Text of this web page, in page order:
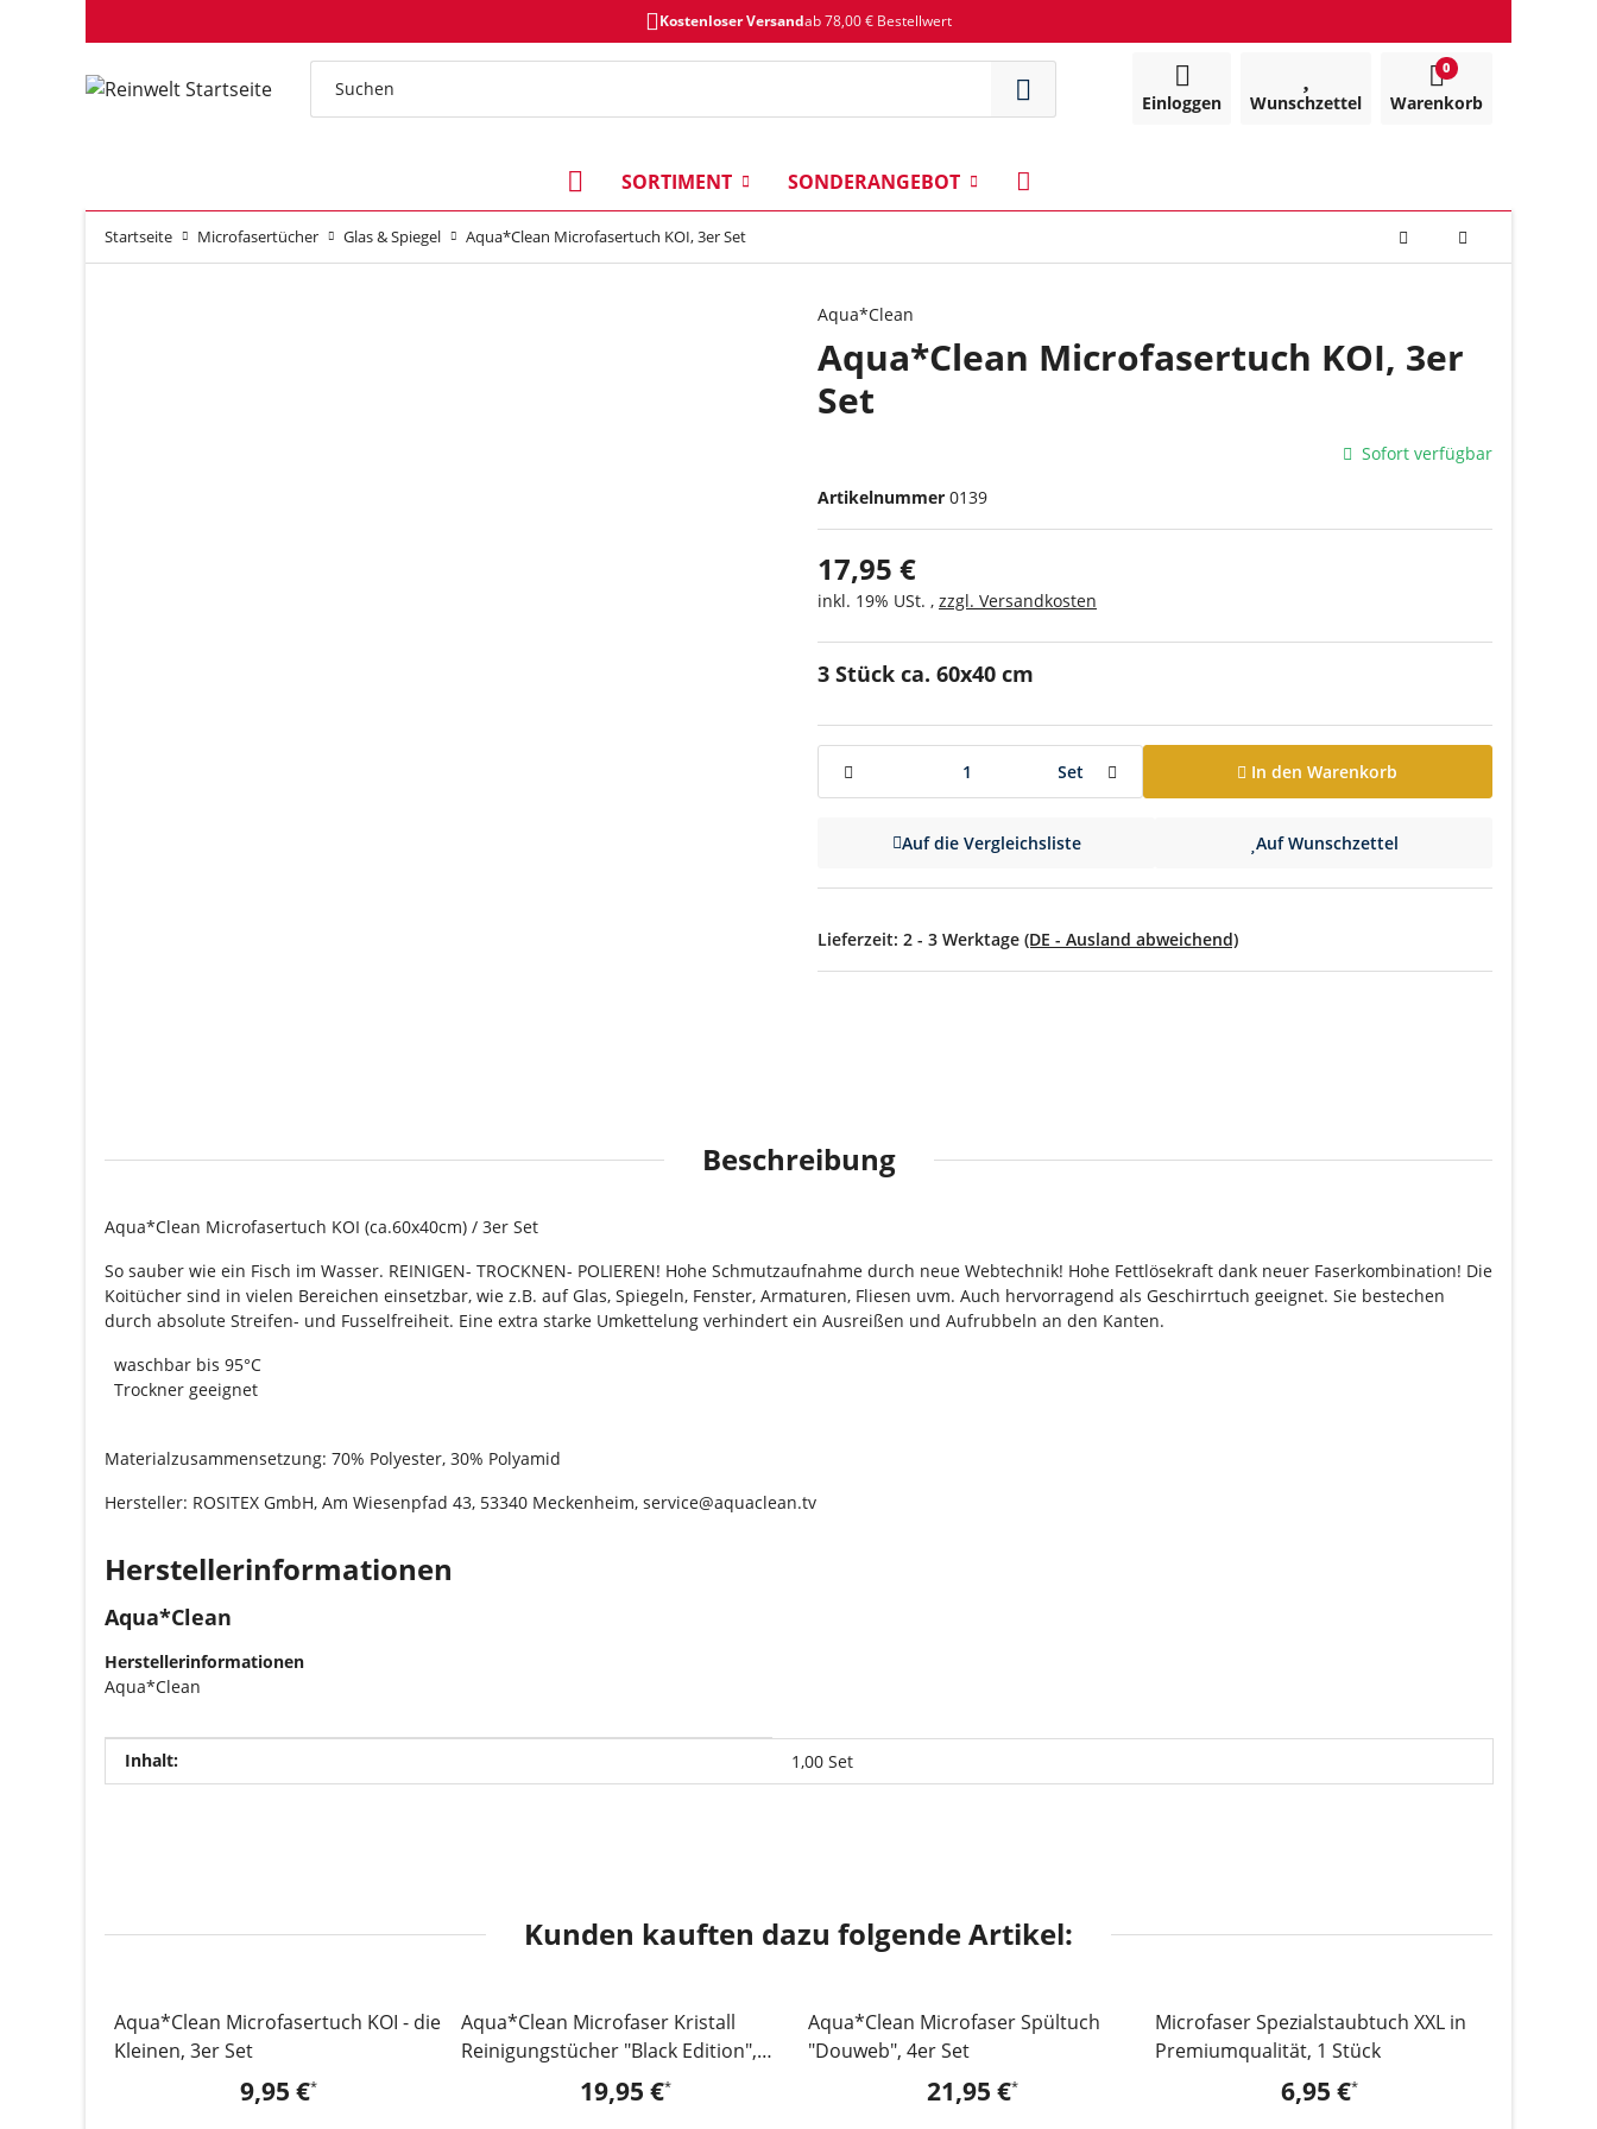
Kostenloser Versandab 78,00 € Bestellwert
SORTIMENT SONDERANGEBOT
Einloggen Wunschzettel
0
Warenkorb
Startseite Microfasertücher Glas & Spiegel Aqua*Clean Microfasertuch KOI, 3er Set
Aqua*Clean Microfasertuch KOI, 3er
Set
Artikelnummer 0139
Aqua*Clean
3 Stück ca. 60x40 cm
17,95 €
inkl. 19% USt. , zzgl. Versandkosten
Auf die Vergleichsliste Auf Wunschzettel
Set In den Warenkorb
Sofort verfügbar
Lieferzeit: 2 - 3 Werktage (DE - Ausland abweichend)
Beschreibung
Aqua*Clean Microfasertuch KOI (ca.60x40cm) / 3er Set
So sauber wie ein Fisch im Wasser. REINIGEN- TROCKNEN- POLIEREN! Hohe Schmutzaufnahme durch neue Webtechnik! Hohe Fettlösekraft dank neuer Faserkombination! Die
Koitücher sind in vielen Bereichen einsetzbar, wie z.B. auf Glas, Spiegeln, Fenster, Armaturen, Fliesen uvm. Auch hervorragend als Geschirrtuch geeignet. Sie bestechen
durch absolute Streifen- und Fusselfreiheit. Eine extra starke Umkettelung verhindert ein Ausreißen und Aufrubbeln an den Kanten.
waschbar bis 95°C
Trockner geeignet
Materialzusammensetzung: 70% Polyester, 30% Polyamid
Hersteller: ROSITEX GmbH, Am Wiesenpfad 43, 53340 Meckenheim, service@aquaclean.tv
Herstellerinformationen
Aqua*Clean
Herstellerinformationen
Aqua*Clean
Produkteigenschaft
Wert
Inhalt: 1,00 Set
Kunden kauften dazu folgende Artikel:
Aqua*Clean Microfasertuch KOI - die
Kleinen, 3er Set
9,95 €*
Aqua*Clean Microfaser Kristall
Reinigungstücher "Black Edition",
19,95 €*
Aqua*Clean Microfaser Spültuch
"Douweb", 4er Set
21,95 €*
Microfaser Spezialstaubtuch XXL in
Premiumqualität, 1 Stück
6,95 €*